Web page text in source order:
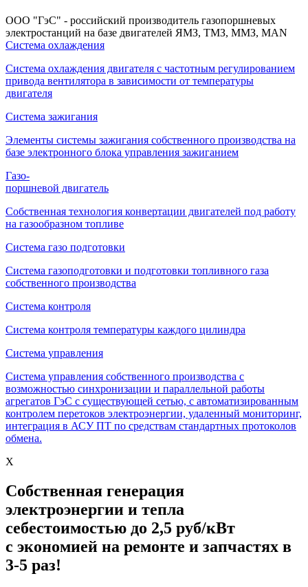
ООО "ГэС" - российский производитель газопоршневых
электростанций на базе двигателей ЯМЗ, ТМЗ, ММЗ, MAN
Система охлаждения
Система охлаждения двигателя с частотным регулированием
привода вентилятора в зависимости от температуры
двигателя
Система зажигания
Элементы системы зажигания собственного производства на
базе электронного блока управления зажиганием
Газо-
поршневой двигатель
Собственная технология конвертации двигателей под работу
на газообразном топливе
Система газо подготовки
Система газоподготовки и подготовки топливного газа
собственного производства
Система контроля
Система контроля температуры каждого цилиндра
Система управления
Система управления собственного производства с
возможностью синхронизации и параллельной работы
агрегатов ГэС с существующей сетью, с автоматизированным
контролем перетоков электроэнергии, удаленный мониторинг,
интеграция в АСУ ПТ по средствам стандартных протоколов
обмена.
X
Собственная генерация
электроэнергии и тепла
себестоимостью до 2,5 руб/кВт
с экономией на ремонте и запчастях в
3-5 раз!